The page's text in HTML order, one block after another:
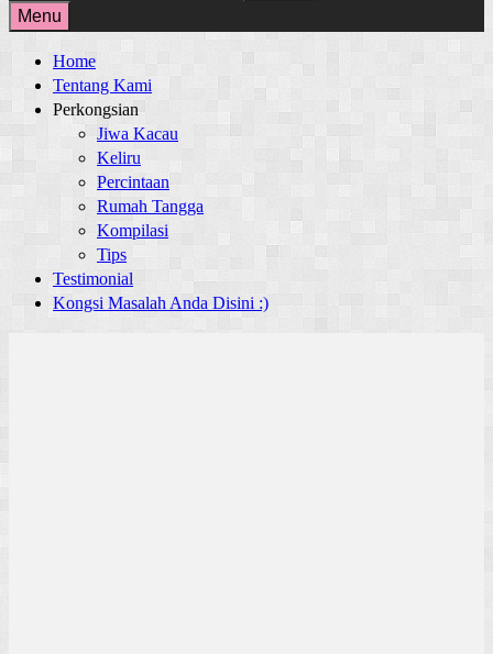
for:
Menu
Home
Tentang Kami
Perkongsian
Jiwa Kacau
Keliru
Percintaan
Rumah Tangga
Kompilasi
Tips
Testimonial
Kongsi Masalah Anda Disini :)